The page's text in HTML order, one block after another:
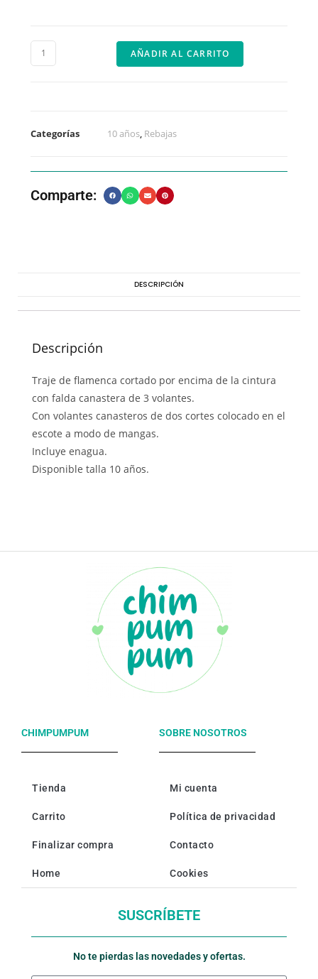
AÑADIR AL CARRITO
Categorías 10 años, Rebajas
Comparte:
DESCRIPCIÓN
Descripción
Traje de flamenca cortado por encima de la cintura
con falda canastera de 3 volantes.
Con volantes canasteros de dos cortes colocado en el
escote a modo de mangas.
Incluye enagua.
Disponible talla 10 años.
CHIMPUMPUM
Tienda
Carrito
Finalizar compra
Home
SOBRE NOSOTROS
Mi cuenta
Política de privacidad
Contacto
Cookies
SUSCRÍBETE
No te pierdas las novedades y ofertas.